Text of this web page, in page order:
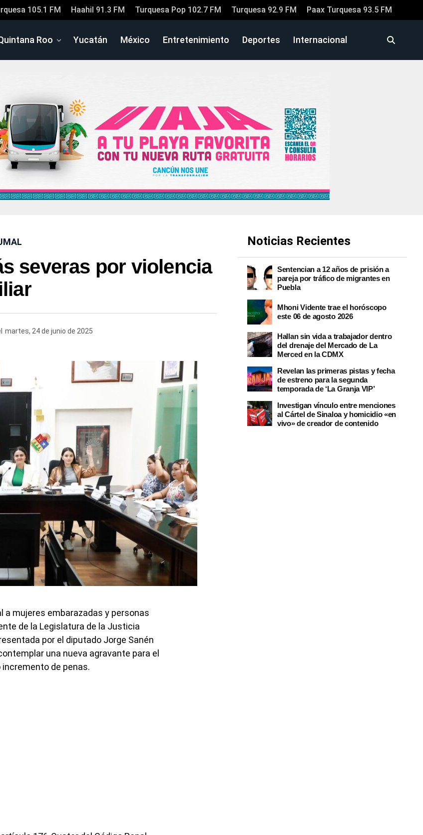
105.1 FM Haahil 91.3 FM Turquesa Pop 102.7 FM Turquesa 92.9 FM Paax Turquesa 93.5 FM
Roo Yucatán México Entretenimiento Deportes Internacional
severas por violencia
martes, 24 de junio de 2025
a mujeres embarazadas y personas
de la Legislatura de la Justicia
por el diputado Jorge Sanén
una nueva agravante para el
de penas.
Noticias Recientes
Sentencian a 12 años de prisión a
pareja por tráfico de migrantes en
Puebla
Mhoni Vidente trae el horóscopo
este 06 de agosto 2026
Hallan sin vida a trabajador dentro
del drenaje del Mercado de La
Merced en la CDMX
Revelan las primeras pistas y fecha
de estreno para la segunda
temporada de ‘La Granja VIP’
Investigan vínculo entre menciones
al Cártel de Sinaloa y homicidio «en
vivo» de creador de contenido